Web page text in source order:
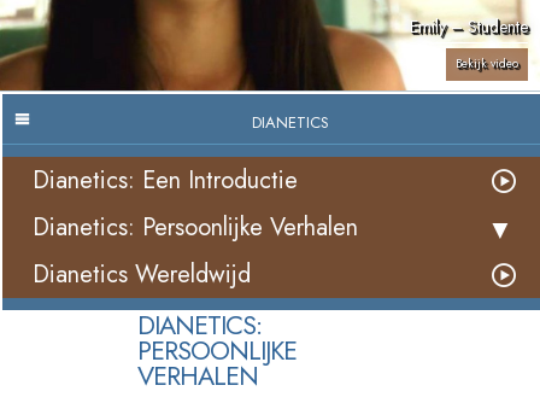
Emily – Studente
Bekijk video
DIANETICS
Dianetics: Een Introductie
Dianetics: Persoonlijke Verhalen
Dianetics Wereldwijd
DIANETICS:
PERSOONLIJKE
VERHALEN